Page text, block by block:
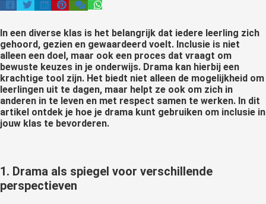
In een diverse klas is het belangrijk dat iedere leerling zich
gehoord, gezien en gewaardeerd voelt. Inclusie is niet
alleen een doel, maar ook een proces dat vraagt om
bewuste keuzes in je onderwijs. Drama kan hierbij een
krachtige tool zijn. Het biedt niet alleen de mogelijkheid om
leerlingen uit te dagen, maar helpt ze ook om zich in
anderen in te leven en met respect samen te werken. In dit
artikel ontdek je hoe je drama kunt gebruiken om inclusie in
jouw klas te bevorderen.
1. Drama als spiegel voor verschillende
perspectieven
de
website-
van